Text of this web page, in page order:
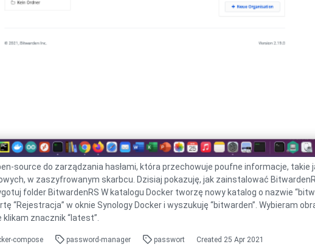
source do zarządzania hasłami, która przechowuje poufne informacje, takie
w zaszyfrowanym skarbcu. Dzisiaj pokazuję, jak zainstalować
folder BitwardenRS W katalogu Docker tworzę nowy katalog o nazwie
“Rejestracja” w oknie Synology Docker i wyszukuję “bitwarden”. Wybieram
znacznik “latest”.
compose password-manager passwort Created 25 Apr 2021